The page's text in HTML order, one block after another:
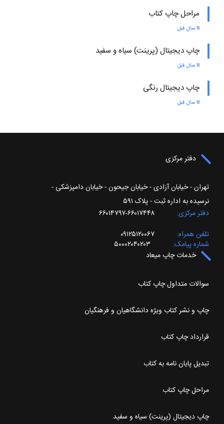
مراحل چاپ کتاب
8 سال قبل
چاپ دیجیتال (پرینت) سیاه و سفید
8 سال قبل
چاپ دیجیتال رنگی
8 سال قبل
دفتر مرکزی
تهران - خیابان آزادی - خیابان جیحون - خیابان دامپزشکی -
نرسیده به اداره ثبت - پلاک ۵۹۱
دفتر مرکزی
۶۶۰۱۷۴۴۸-۶۶۰۱۴۷۹۷
تلفن همراه
۰۹۱۲۵۱۲۰۰۶۷
شماره پیامک
۵۰۰۰۲۰۴۰۲۰۳
خدمات چاپ میعاد
سوالات متداول چاپ کتاب
چاپ و نشر کتاب ویژه دانشگاهیان و فرهنگیان
قرارداد چاپ کتاب
تبدیل پایان نامه به کتاب
مراحل چاپ کتاب
چاپ دیجیتال (پرینت) سیاه و سفید